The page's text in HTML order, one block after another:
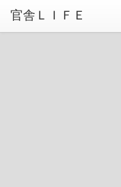
官舎ＬＩＦＥ